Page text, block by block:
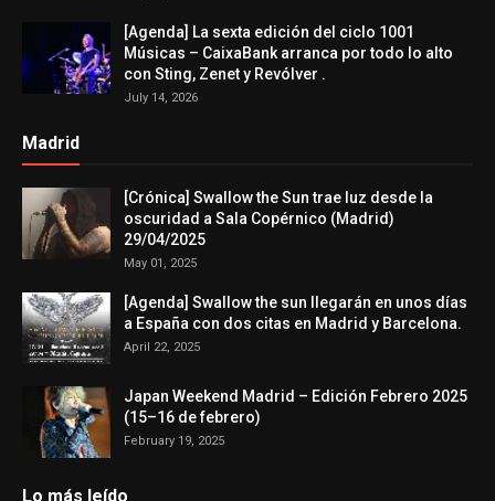
[Agenda] La sexta edición del ciclo 1001
Músicas – CaixaBank arranca por todo lo alto
con Sting, Zenet y Revólver .
July 14, 2026
Madrid
[Crónica] Swallow the Sun trae luz desde la
oscuridad a Sala Copérnico (Madrid)
29/04/2025
May 01, 2025
[Agenda] Swallow the sun llegarán en unos días
a España con dos citas en Madrid y Barcelona.
April 22, 2025
Japan Weekend Madrid – Edición Febrero 2025
(15–16 de febrero)
February 19, 2025
Lo más leído